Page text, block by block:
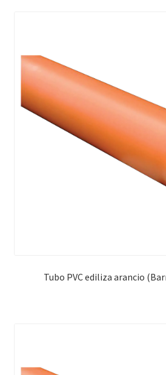
Tubo PVC ediliza arancio